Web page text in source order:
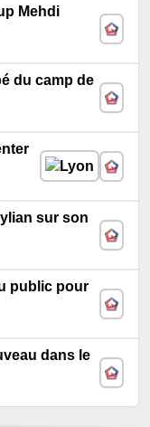
Mehdi
du camp de
sur son
public pour
dans le